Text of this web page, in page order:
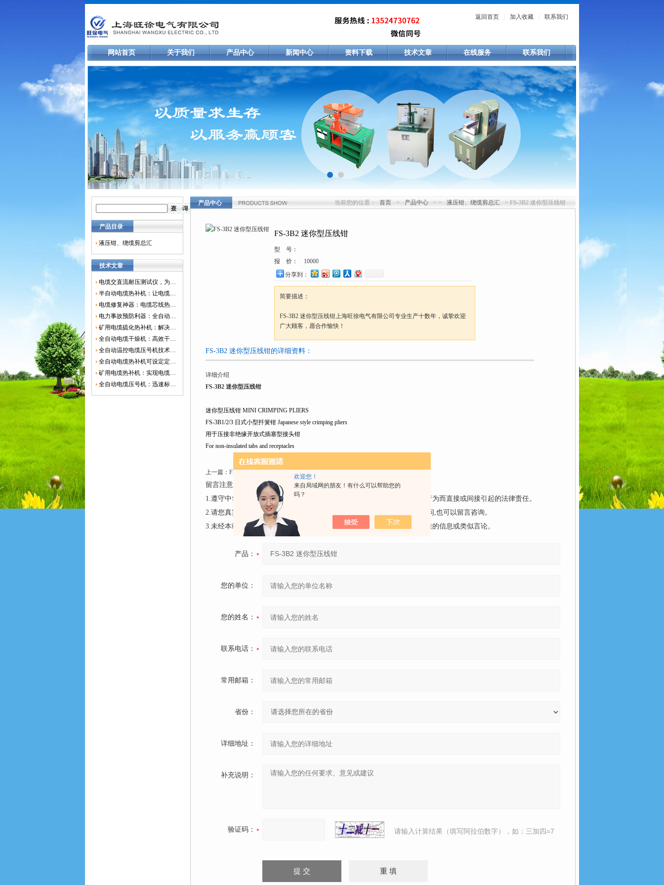
欢迎您！
来自局域网的朋友！有什么可以帮助您的
吗？
返回首页 加入收藏 联系我们
网站首页 关于我们 产品中心 新闻中心 资料下载 技术文章 在线服务 联系我们
产品目录
液压钳、绕缆剪总汇
技术文章
电缆交直流耐压测试仪，为电网安全保驾护航
半自动电缆热补机：让电缆修复更简单、更高效！
电缆修复神器：电缆芯线热补机如何保障电网安全？
电力事故预防利器：全自动控温电缆热补机
矿用电缆硫化热补机：解决矿山电缆故障的新选择
全自动电缆干燥机：高效干燥，电缆质量
全自动温控电缆压号机技术革新：数字化标识的新趋势
全自动电缆热补机可设定定时功能，实现自动化热补
矿用电缆热补机：实现电缆故障修复的高效装置
全自动电缆压号机：迅速标识电缆的利器
产品中心 当前您的位置： 首页 > 产品中心 > > 液压钳、绕缆剪总汇 > FS-3B2 迷你型压线钳
FS-3B2 迷你型压线钳
型 号：
报 价：
10000
分享到：
简要描述：
FS-3B2 迷你型压线钳上海旺徐电气有限公司专业生产十数年，诚挚欢迎
广大顾客，愿合作愉快！
FS-3B2 迷你型压线钳的详细资料：
详细介绍
FS-3B2 迷你型压线钳
迷你型压线钳 MINI CRIMPING PLIERS
FS-3B1/2/3 日式小型扦簧钳 Japanese style crimping pliers
用于压接非绝缘开放式插塞型接头钳
For non-insulated tabs and receptacles
上一篇： FS-3B1 迷你型压线钳 下一篇：
留言注意事项：
1.遵守中华人民共和国有关法律、法规，尊重网上道德，承担一切因您的行为而直接或间接引起的法律责任。
2.请您真实的反映产品的情况,不要捏造、诬蔑、造谣。如对产品有任何疑问,也可以留言咨询。
3.未经本站同意，任何人不得利用本留言簿发布个人或团体的具有广告性质的信息或类似言论。
产品：
您的单位：
您的姓名：
联系电话：
常用邮箱：
省份：
详细地址：
补充说明：
验证码： 请输入计算结果（填写阿拉伯数字），如：三加四=7